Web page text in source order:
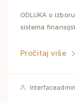
ODLUKA o
sistema
Pročitaj više
Interfaceadmin